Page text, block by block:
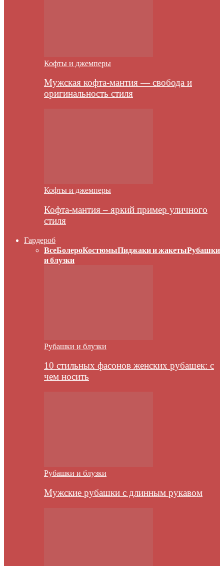
Кофты и джемперы
Мужская кофта-мантия — свобода и
оригинальность стиля
Кофты и джемперы
Кофта-мантия – яркий пример уличного
стиля
Гардероб
ВсеБолероКостюмыПиджаки и жакетыРубашки
и блузки
Рубашки и блузки
10 стильных фасонов женских рубашек: с
чем носить
Рубашки и блузки
Мужские рубашки с длинным рукавом